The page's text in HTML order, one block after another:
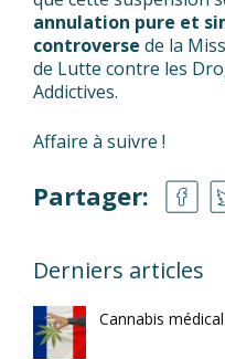
Derniers articles
Cannabis
annulation pure et
controverse de la
de Lutte contre les
Addictives.
Affaire à suivre !
Partager: